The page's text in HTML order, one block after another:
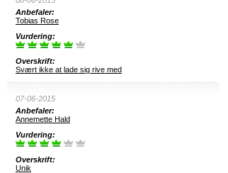
Anbefaler:
Tobias Rose
Vurdering:
Overskrift:
Svært ikke at lade sig rive med
07-06-2015
Anbefaler:
Annemette Hald
Vurdering:
Overskrift:
Unik